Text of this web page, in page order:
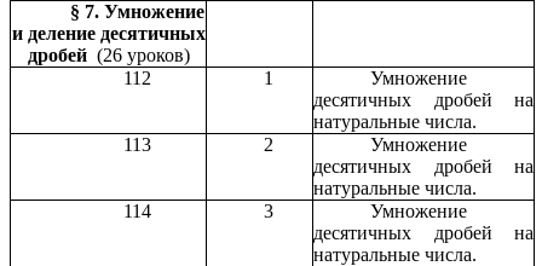
§ 7. Умножение
и деление десятичных
дробей (26 уроков)
112
1
Умножение
десятичных дробей на
натуральные числа.
113
2
Умножение
десятичных дробей на
натуральные числа.
114
3
Умножение
десятичных дробей на
натуральные числа.